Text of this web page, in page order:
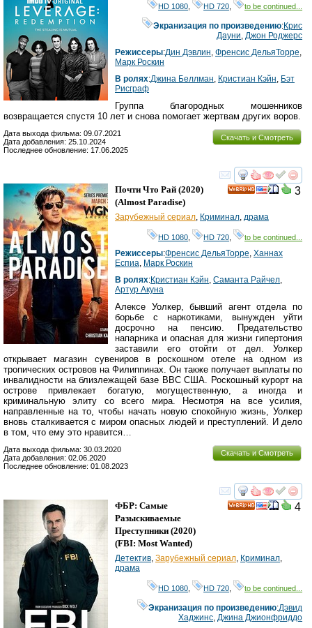
HD 1080, HD 720, to be continued...
Экранизация по произведению:Крис
Дауни,Джон Роджерс
Режиссеры:Дин Дэвлин, Френсис ДельяТорре,
Марк Роскин
В ролях:Джина Беллман, Кристиан Кэйн, Бэт
Рисграф
Группа благородных мошенников
возвращается спустя 10 лет и снова помогает жертвам других воров.
Скачать и Смотреть
Дата выхода фильма: 09.07.2021
Дата добавления: 25.10.2024
Последнее обновление: 17.06.2025
смотреть
3
Почти Что Рай (2020)
(Almost Paradise)
Зарубежный сериал, Криминал, драма
HD 1080 HD 720 to be continued...
Режиссеры:Френсис ДельяТорре, Ханнах
Еспиа, Марк Роскин
В ролях:Кристиан Кэйн, Саманта Райчел,
Артур Акуна
Алексе Уолкер, бывший агент отдела по
борьбе с наркотиками, вынужден уйти
досрочно на пенсию. Предательство
напарника и опасная для жизни гипертония
заставили его отойти от дел. Уолкер
открывает магазин сувениров в роскошном отеле на одном из
тропических островов на Филиппинах. Он также получает выплаты по
инвалидности на близлежащей базе ВВС США. Роскошный курорт на
острове привлекает богатую, могущественную, а иногда и
криминальную элиту со всего мира. Несмотря на все усилия,
направленные на то, чтобы начать новую спокойную жизнь, Уолкер
вновь сталкивается с миром опасных людей и преступлений. И дело
в том, что ему это нравится…
Скачать и Смотреть
Дата выхода фильма: 30.03.2020
Дата добавления: 02.06.2020
Последнее обновление: 01.08.2023
смотреть
4
ФБР: Самые
Разыскиваемые
Преступники (2020)
(FBI: Most Wanted)
Детектив, Зарубежный сериал, Криминал,
драма
HD 1080 HD 720 to be continued...
Экранизация по произведению:Дэвид
Хаджинс,Джина Джионфриддо